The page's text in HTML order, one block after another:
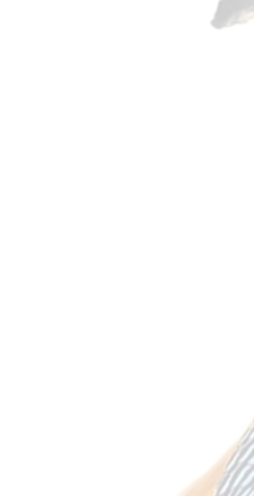
uygunluğunu kaybetmiş veya
sebeplerle tekrar kullanılması
ulaştıktan sonra 14 gün
işlendikten sonra kullanmış
Cayma hakkı kapsamında
iadelerde, satıcının belirttiği
firmaları kullanıldığında kargo
tarafımızca karşılanır. Aksi
ücreti müşteriye aittir.